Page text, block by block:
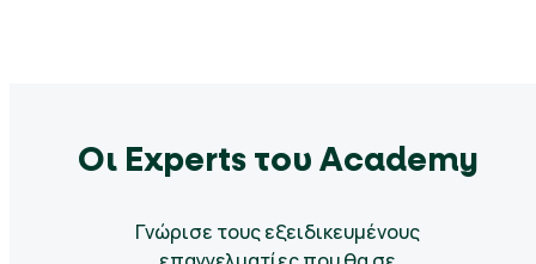
Οι Experts του Academy
Γνώρισε τους εξειδικευμένους